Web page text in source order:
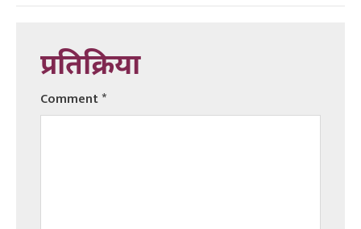
प्रतिक्रिया
Comment*